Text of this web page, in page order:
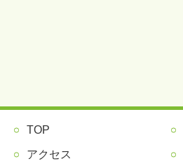
TOP
アクセス